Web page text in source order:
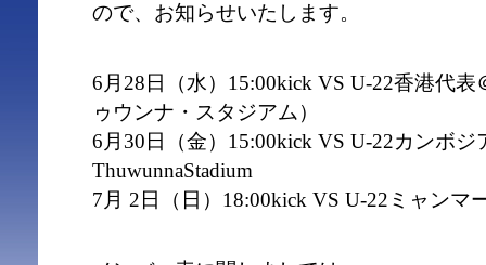
ので、お知らせいたします。
6月28日（水）15:00kick VS U-22香港代表
ゥウンナ・スタジアム）
6月30日（金）15:00kick VS U-22カンボジ
ThuwunnaStadium
7月 2日（日）18:00kick VS U-22ミャンマ